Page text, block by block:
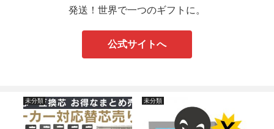
発送！世界で一つのギフトに。
公式サイトへ
未分類 未分類